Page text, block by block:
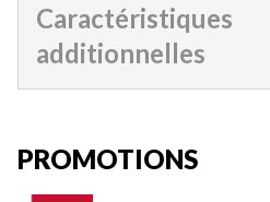
Caractéristiques
additionnelles
PROMOTIONS